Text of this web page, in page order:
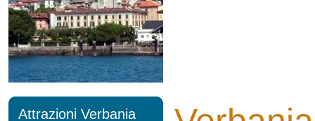
Attrazioni Verbania